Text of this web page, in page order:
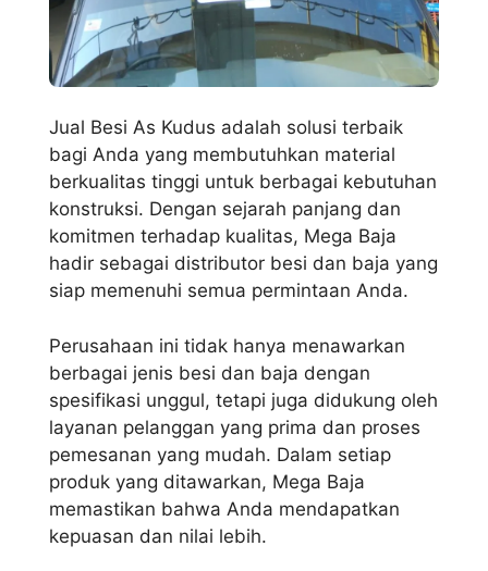
Jual Besi As Kudus adalah solusi terbaik
bagi Anda yang membutuhkan material
berkualitas tinggi untuk berbagai kebutuhan
konstruksi. Dengan sejarah panjang dan
komitmen terhadap kualitas, Mega Baja
hadir sebagai distributor besi dan baja yang
siap memenuhi semua permintaan Anda.
Perusahaan ini tidak hanya menawarkan
berbagai jenis besi dan baja dengan
spesifikasi unggul, tetapi juga didukung oleh
layanan pelanggan yang prima dan proses
pemesanan yang mudah. Dalam setiap
produk yang ditawarkan, Mega Baja
memastikan bahwa Anda mendapatkan
kepuasan dan nilai lebih.